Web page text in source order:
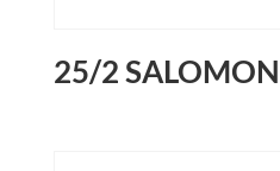
25/2 SALOMON